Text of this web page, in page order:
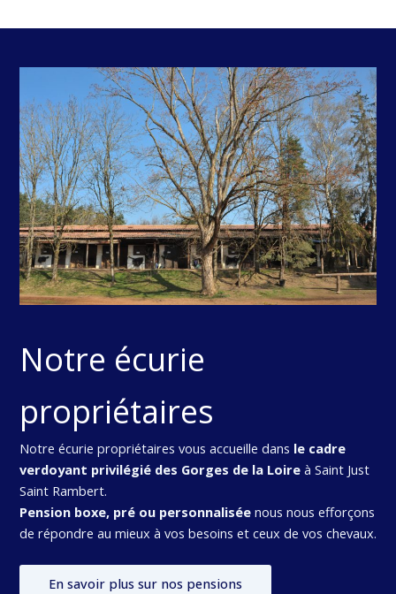
Notre écurie
propriétaires
Notre écurie propriétaires vous accueille dans le cadre
verdoyant privilégié des Gorges de la Loireà Saint Just
Saint Rambert.
Pension boxe, pré ou personnaliséenous nous efforçons
de répondre au mieux à vos besoins et ceux de vos chevaux.
En savoir plus sur nos pensions